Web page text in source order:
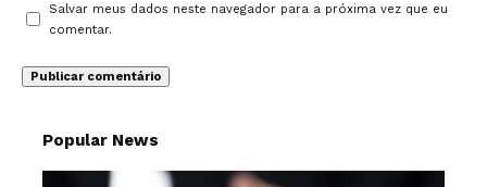
Salvar meus dados neste navegador para a próxima vez que eu
comentar.
Popular News